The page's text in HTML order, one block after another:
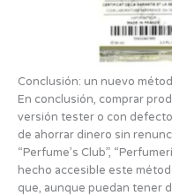
Conclusión: un nuevo
En conclusión, comprar
versión tester o con
de ahorrar dinero sin
“Perfume’s Club”,
hecho accesible este
que, aunque puedan tener